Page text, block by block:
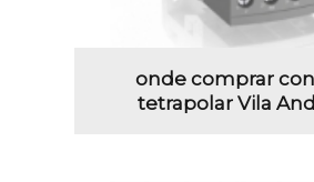
onde comprar
tetrapolar Vila